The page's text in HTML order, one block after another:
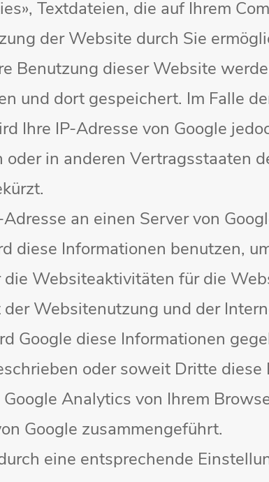
Textdateien, die auf Ihrem
der Website durch Sie
Benutzung dieser Website
und dort gespeichert. Im Falle
Ihre IP-Adresse von Google
in anderen Vertragsstaaten
an einen Server von
diese Informationen benutzen,
Websiteaktivitäten für die
Websitenutzung und der
Google diese Informationen
oder soweit Dritte diese
Analytics von Ihrem
Google zusammengeführt.
eine entsprechende